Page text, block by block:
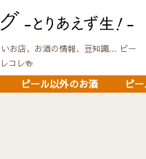
お店、お酒の情報、豆知識… ビー
コレ🍻
ビール以外のお酒 ビ